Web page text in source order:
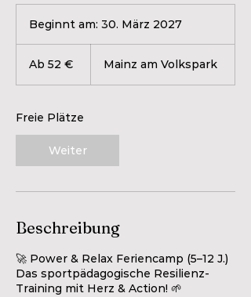
Beginnt am: 30. März 2027
i
n
0
z
2
EuroAb 52 € Mainz am Volkspark
Freie Plätze
Weiter
Beschreibung
🚀 Power & Relax Feriencamp (5–12 J.)
Das sportpädagogische Resilienz-
Training mit Herz & Action! 🌱